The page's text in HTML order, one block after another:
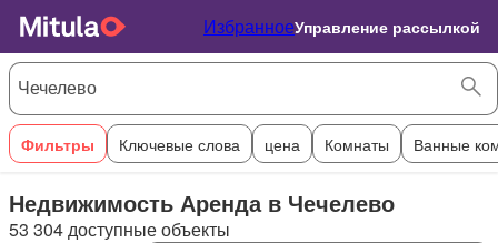
ИзбранноеУправление рассылкой
Фильтры Ключевые слова цена Комнаты Ванные
Недвижимость Аренда в Чечелево
53 304 доступные объекты